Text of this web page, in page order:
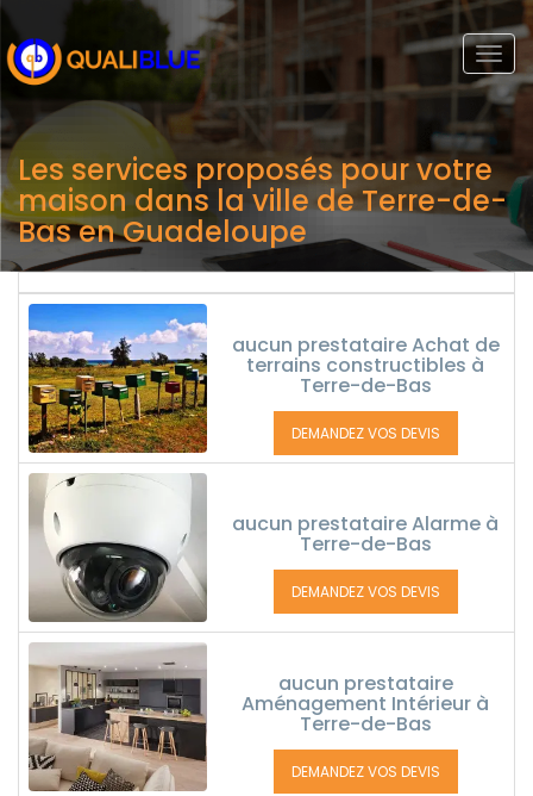
Les services proposés pour votre
maison dans la ville de Terre-de-
Bas en Guadeloupe
aucun prestataire Achat de
terrains constructibles à
Terre-de-Bas
DEMANDEZ VOS DEVIS
aucun prestataire Alarme à
Terre-de-Bas
DEMANDEZ VOS DEVIS
aucun prestataire
Aménagement Intérieur à
Terre-de-Bas
DEMANDEZ VOS DEVIS